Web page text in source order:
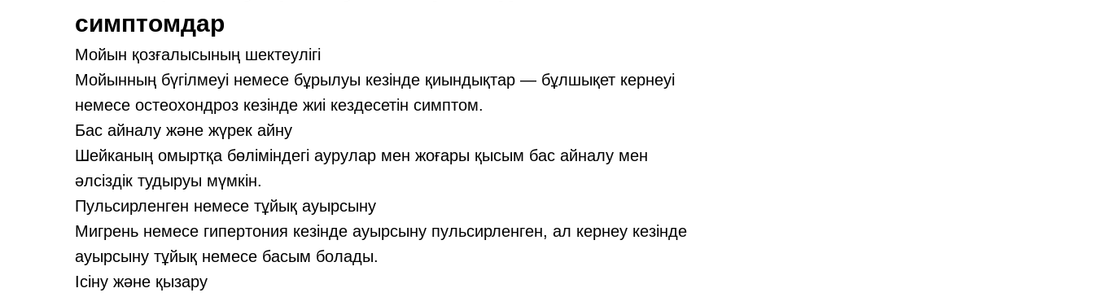
симптомдар
Мойын қозғалысының шектеулігі
Мойынның бүгілмеуі немесе бұрылуы кезінде қиындықтар — бұлшықет кернеуі
немесе остеохондроз кезінде жиі кездесетін симптом.
Бас айналу және жүрек айну
Шейканың омыртқа бөліміндегі аурулар мен жоғары қысым бас айналу мен
әлсіздік тудыруы мүмкін.
Пульсирленген немесе тұйық ауырсыну
Мигрень немесе гипертония кезінде ауырсыну пульсирленген, ал кернеу кезінде
ауырсыну тұйық немесе басым болады.
Ісіну және қызару